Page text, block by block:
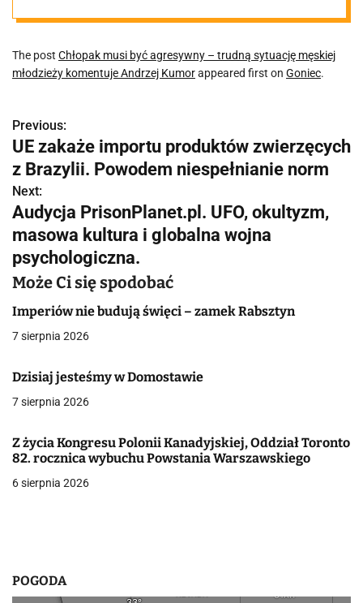
męskiej
młodzieży
komentuje
Andrzej Kumor
The post Chłopak musi być agresywny – trudną sytuację męskiej
młodzieży komentuje Andrzej Kumorappeared first on Goniec.
N
a
w
i
g
a
c
j
a
w
p
i
Previous:
UE zakaże importu produktów zwierzęcych
z Brazylii. Powodem niespełnianie norm
Next:
Audycja PrisonPlanet.pl. UFO, okultyzm,
masowa kultura i globalna wojna
psychologiczna.
Może Ci się spodobać
Imperiów nie budują święci – zamek Rabsztyn
7 sierpnia 2026
Dzisiaj jesteśmy w Domostawie
7 sierpnia 2026
Z życia Kongresu Polonii Kanadyjskiej, Oddział Toronto
82. rocznica wybuchu Powstania Warszawskiego
6 sierpnia 2026
POGODA